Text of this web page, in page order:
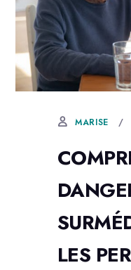
2 JUIN, 2026
MARISE
LES